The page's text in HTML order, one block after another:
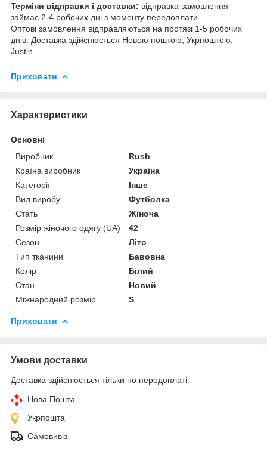
Терміни відправки і доставки: відправка замовлення
займає 2-4 робочих дні з моменту передоплати.
Оптові замовлення відправляються на протязі 1-5 робочих
днів. Доставка здійснюється Новою поштою, Укрпоштою,
Justin.
Приховати
Характеристики
Основні
Виробник
Rush
Країна виробник
Україна
Категорії
Інше
Вид виробу
Футболка
Стать
Жіноча
Розмір жіночого одягу (UA)
42
Сезон
Літо
Тип тканини
Бавовна
Колір
Білий
Стан
Новий
Міжнародний розмір
S
Приховати
Умови доставки
Доставка здійснюється тільки по передоплаті.
Нова Пошта
Укрпошта
Самовивіз